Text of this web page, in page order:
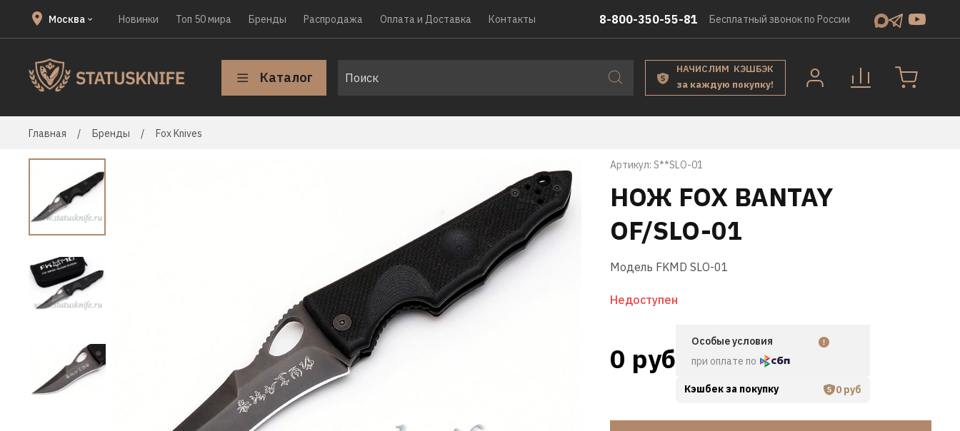
Москва Новинки Топ 50 мира Бренды Распродажа Оплата и Доставка Контакты 8-800-350-55-81 Бесплатный звонок по России
Каталог
НАЧИСЛИМ КЭШБЭК
за каждую покупку!
Главная Бренды Fox Knives
Артикул: S**SLO-01
НОЖ FOX BANTAY
OF/SLO-01
Модель FKMD SLO-01
Недоступен
0 руб
Особые условия
при оплате по
Кэшбек за покупку 0 руб